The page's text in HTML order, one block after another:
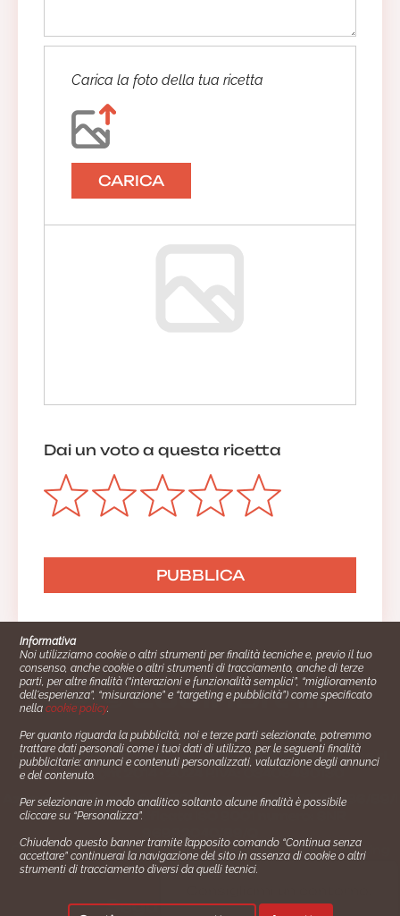
Carica la foto della tua ricetta
CARICA
Dai un voto a questa ricetta
Cucinare.it è un marchio commerciale di Impiego24.it s.r.l.
copyright 2014 - 2024 P.IVA: 03406490130
Azienda certiﬁcata ISO 27001 numero: SNR 73140386/89/I
- Azienda certiﬁcata ISO 9001 numero: SNR
Gestione consensi e categorie merceologiche marketing
Seguici su:
Informativa
Noi utilizziamo cookie o altri strumenti per finalità tecniche e, previo il tuo
consenso, anche cookie o altri strumenti di tracciamento, anche di terze
parti, per altre finalità (“interazioni e funzionalità semplici”, “miglioramento
dell'esperienza”, “misurazione” e “targeting e pubblicità”) come specificato
nellacookie policy.
Per quanto riguarda la pubblicità, noi e terze parti selezionate, potremmo
trattare dati personali come i tuoi dati di utilizzo, per le seguenti finalità
pubblicitarie: annunci e contenuti personalizzati, valutazione degli annunci
e del contenuto.
Per selezionare in modo analitico soltanto alcune finalità è possibile
cliccare su “Personalizza”.
Chiudendo questo banner tramite l’apposito comando “Continua senza
accettare” continuerai la navigazione del sito in assenza di cookie o altri
strumenti di tracciamento diversi da quelli tecnici.